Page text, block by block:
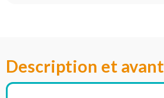
Description et